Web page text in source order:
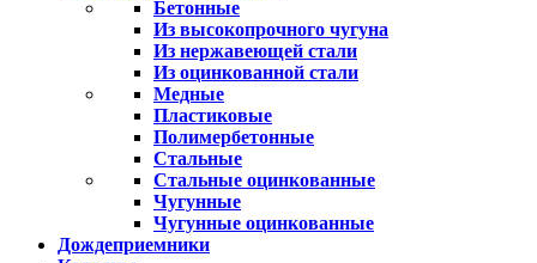
Бетонные
Из высокопрочного чугуна
Из нержавеющей стали
Из оцинкованной стали
Медные
Пластиковые
Полимербетонные
Стальные
Стальные оцинкованные
Чугунные
Чугунные оцинкованные
Дождеприемники